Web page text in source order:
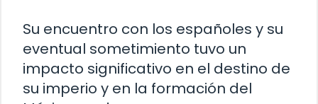
Su encuentro con los españoles y su
eventual sometimiento tuvo un
impacto significativo en el destino de
su imperio y en la formación del